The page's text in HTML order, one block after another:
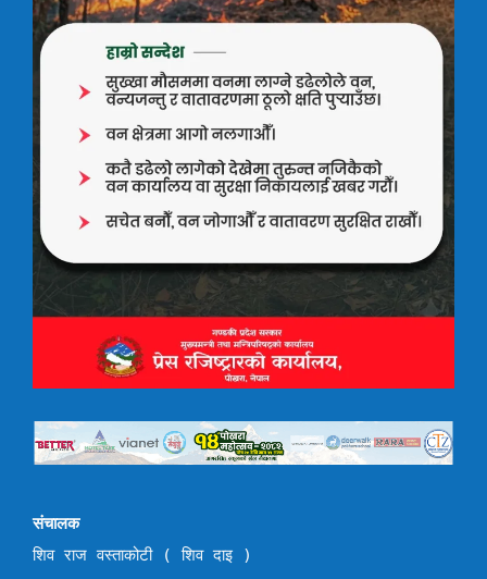
संचालक
शिव राज वस्ताकोटी ( शिव दाइ )